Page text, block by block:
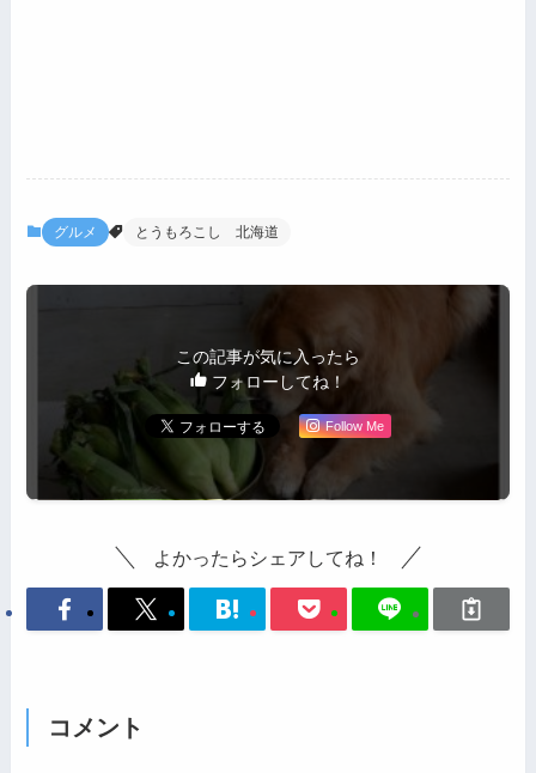
グルメ とうもろこし 北海道
この記事が気に入ったら
フォローしてね！
Follow Me
よかったらシェアしてね！
コメント